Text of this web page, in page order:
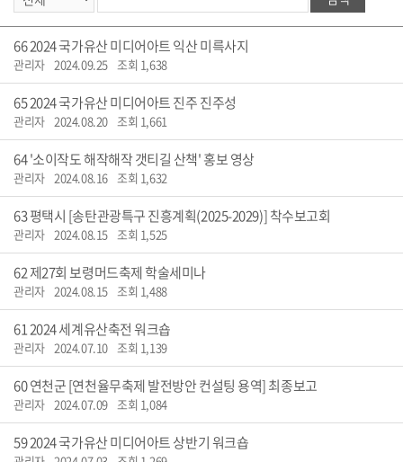
662024 국가유산 미디어아트 익산 미륵사지
관리자 2024.09.25 조회 1,638
652024 국가유산 미디어아트 진주 진주성
관리자 2024.08.20 조회 1,661
64'소이작도 해작해작 갯티길 산책' 홍보 영상
관리자 2024.08.16 조회 1,632
63평택시 [송탄관광특구 진흥계획(2025-2029)] 착수보고회
관리자 2024.08.15 조회 1,525
62제27회 보령머드축제 학술세미나
관리자 2024.08.15 조회 1,488
612024 세계유산축전 워크숍
관리자 2024.07.10 조회 1,139
60연천군 [연천율무축제 발전방안 컨설팅 용역] 최종보고
관리자 2024.07.09 조회 1,084
592024 국가유산 미디어아트 상반기 워크숍